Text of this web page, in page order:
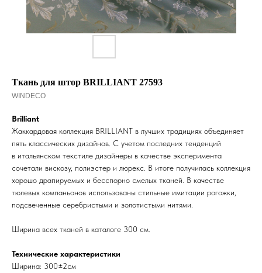
Ткань для штор BRILLIANT 27593
WINDECO
Brilliant
Жаккардовая коллекция BRILLIANT в лучших традициях объединяет
пять классических дизайнов. С учетом последних тенденций
в итальянском текстиле дизайнеры в качестве эксперимента
сочетали вискозу, полиэстер и люрекс. В итоге получилась коллекция
хорошо драпируемых и бесспорно смелых тканей. В качестве
тюлевых компаньонов использованы стильные имитации рогожки,
подсвеченные серебристыми и золотистыми нитями.
Ширина всех тканей в каталоге 300 см.
Технические характеристики
Ширина: 300±2см